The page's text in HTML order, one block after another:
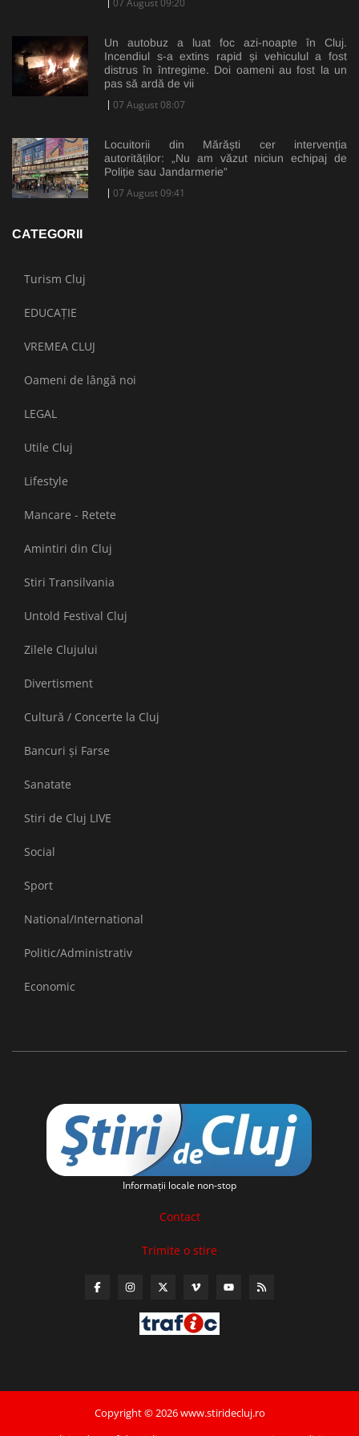
07 August 09:20
Un autobuz a luat foc azi-noapte în Cluj.
Incendiul s-a extins rapid și vehiculul a fost
distrus în întregime. Doi oameni au fost la un
pas să ardă de vii
07 August 08:07
Locuitorii din Mărăști cer intervenția
autorităților: „Nu am văzut niciun echipaj de
Poliție sau Jandarmerie”
07 August 09:41
CATEGORII
Turism Cluj
EDUCAȚIE
VREMEA CLUJ
Oameni de lângă noi
LEGAL
Utile Cluj
Lifestyle
Mancare - Retete
Amintiri din Cluj
Stiri Transilvania
Untold Festival Cluj
Zilele Clujului
Divertisment
Cultură / Concerte la Cluj
Bancuri și Farse
Sanatate
Stiri de Cluj LIVE
Social
Sport
National/International
Politic/Administrativ
Economic
Informaţii locale non-stop
Contact
Trimite o stire
Copyright © 2026 www.stiridecluj.ro